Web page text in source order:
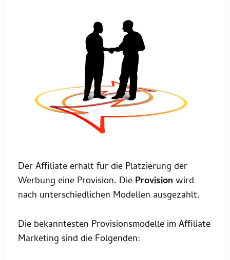
Der Affiliate erhält für die Platzierung der
Werbung eine Provision. Die Provision wird
nach unterschiedlichen Modellen ausgezahlt.
Die bekanntesten Provisionsmodelle im Affiliate
Marketing sind die Folgenden: